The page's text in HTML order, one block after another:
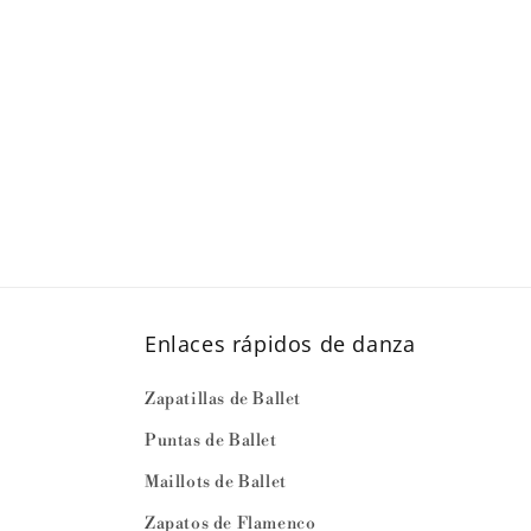
Enlaces rápidos de danza
Zapatillas de Ballet
Puntas de Ballet
Maillots de Ballet
Zapatos de Flamenco